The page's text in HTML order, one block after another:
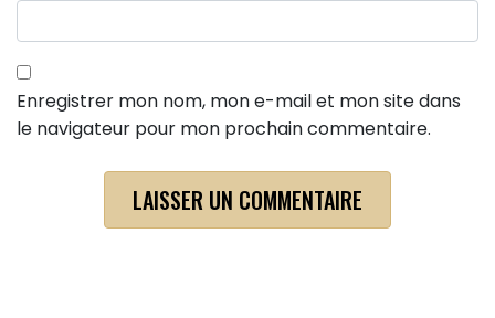
Enregistrer mon nom, mon e-mail et mon site dans
le navigateur pour mon prochain commentaire.